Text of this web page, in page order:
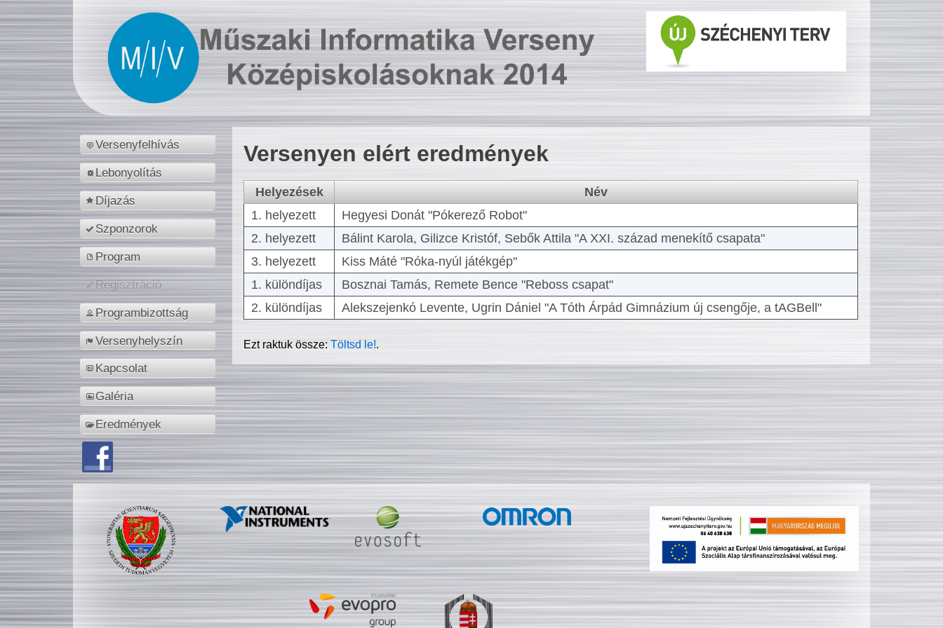
Versenyfelhívás
Lebonyolítás
Díjazás
Szponzorok
Program
Regisztráció
Programbizottság
Versenyhelyszín
Kapcsolat
Galéria
Eredmények
Versenyen elért eredmények
Helyezések
Név
1. helyezett
Hegyesi Donát "Pókerező Robot"
2. helyezett
Bálint Karola, Gilizce Kristóf, Sebők Attila "A XXI. század menekítő csapata"
3. helyezett
Kiss Máté "Róka-nyúl játékgép"
1. különdíjas
Bosznai Tamás, Remete Bence "Reboss csapat"
2. különdíjas
Alekszejenkó Levente, Ugrin Dániel "A Tóth Árpád Gimnázium új csengője, a tAGBell"
Ezt raktuk össze:Töltsd le!.